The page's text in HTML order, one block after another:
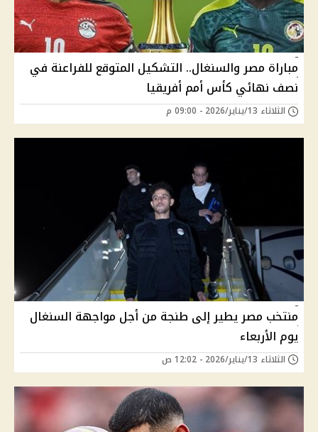
مباراة مصر والسنغال.. التشكيل المتوقع للفراعنة في
نصف نهائي كأس أمم أفريقيا
الثلاثاء 13/يناير/2026 - 09:00 م
منتخب مصر يطير إلى طنجة من أجل مواجهة السنغال
يوم الأربعاء
الثلاثاء 13/يناير/2026 - 12:02 ص